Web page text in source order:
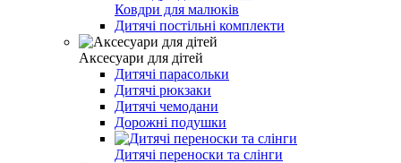
Ковдри для малюків
Дитячі постільні комплекти
Аксесуари для дітей
Дитячі парасольки
Дитячі рюкзаки
Дитячі чемодани
Дорожні подушки
Дитячі переноски та слінги